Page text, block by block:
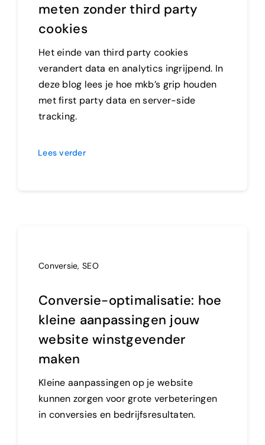
meten zonder third party
cookies
Het einde van third party cookies
verandert data en analytics ingrijpend. In
deze blog lees je hoe mkb’s grip houden
met first party data en server-side
tracking.
Lees verder
Conversie, SEO
Conversie-optimalisatie: hoe
kleine aanpassingen jouw
website winstgevender
maken
Kleine aanpassingen op je website
kunnen zorgen voor grote verbeteringen
in conversies en bedrijfsresultaten.